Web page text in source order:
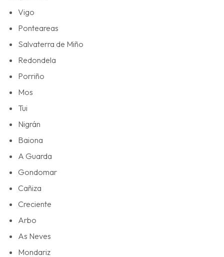
Vigo
Ponteareas
Salvaterra de Miño
Redondela
Porriño
Mos
Tui
Nigrán
Baiona
A Guarda
Gondomar
Cañiza
Creciente
Arbo
As Neves
Mondariz